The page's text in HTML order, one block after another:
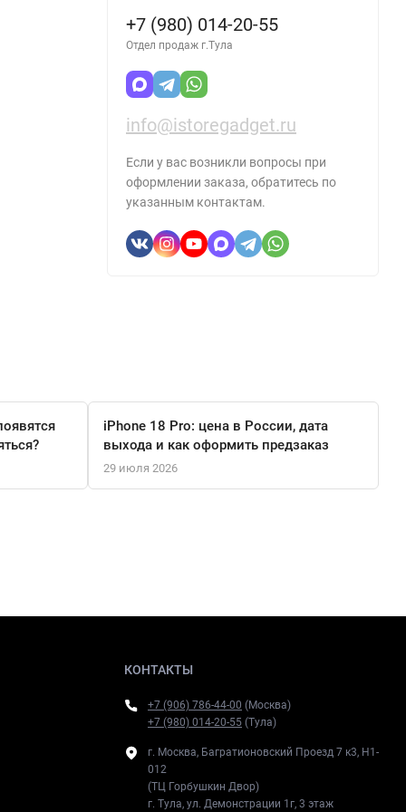
+7 (980) 014-20-55
Отдел продаж г.Тула
info@istoregadget.ru
Если у вас возникли вопросы при
оформлении заказа, обратитесь по
указанным контактам.
iPhone 18 Pro: цена в России, дата
выхода и как оформить предзаказ
29 июля 2026
КОНТАКТЫ
+7 (906) 786-44-00 (Москва)
+7 (980) 014-20-55 (Тула)
г. Москва, Багратионовский Проезд 7 к3, H1-
012
(ТЦ Горбушкин Двор)
г. Тула, ул. Демонстрации 1г, 3 этаж